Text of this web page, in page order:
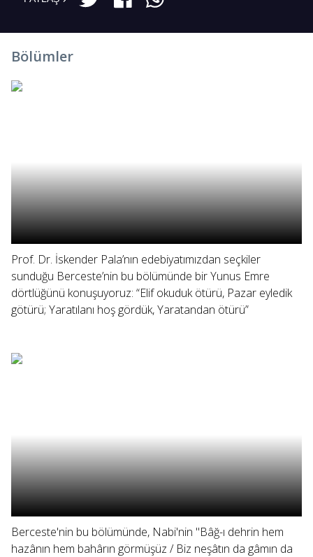
Bölümler
Prof. Dr. İskender Pala’nın edebiyatımızdan seçkiler
sunduğu Berceste’nin bu bölümünde bir Yunus Emre
dörtlüğünü konuşuyoruz: “Elif okuduk ötürü, Pazar eyledik
götürü; Yaratılanı hoş gördük, Yaratandan ötürü”
Berceste'nin bu bölümünde, Nabi'nin "Bâğ-ı dehrin hem
hazânın hem bahârın görmüşüz / Biz neşâtın da gâmın da